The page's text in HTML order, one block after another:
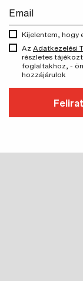
Kijelentem, hogy
Az Adatkezelési
részletes
foglaltakhoz, -
hozzájárulok